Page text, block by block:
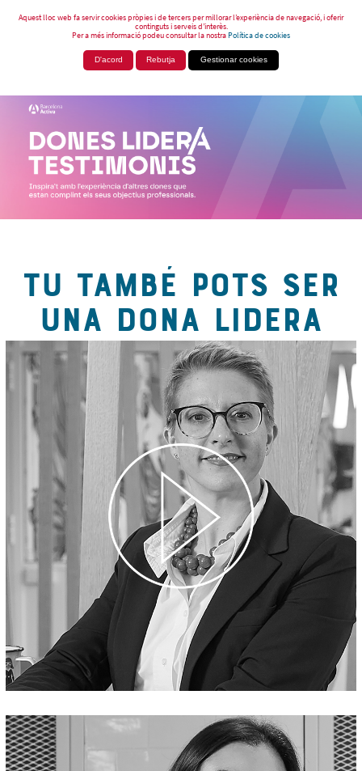
Aquest lloc web fa servir cookies pròpies i de tercers per millorar l’experiència de navegació, i oferir
continguts i serveis d’interès.
Per a més informació podeu consultar la nostraPolítica de cookies
D'acord Rebutja Gestionar cookies
TU TAMBÉ POTS SER
UNA DONA LIDERA